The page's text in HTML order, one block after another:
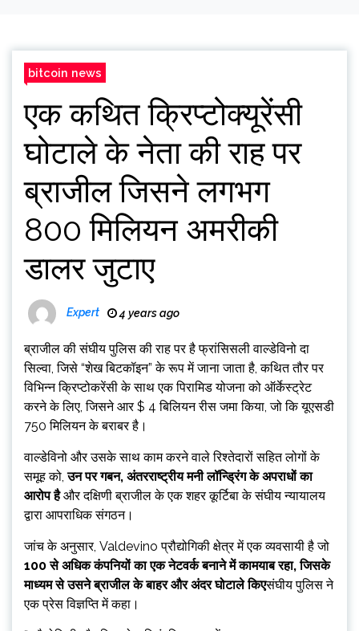
bitcoin news
एक कथित क्रिप्टोक्यूरेंसी
घोटाले के नेता की राह पर
ब्राजील जिसने लगभग
800 मिलियन अमरीकी
डालर जुटाए
Expert 4 years ago
ब्राजील की संघीय पुलिस की राह पर है फ्रांसिसली वाल्डेविनो दा
सिल्वा, जिसे “शेख बिटकॉइन” के रूप में जाना जाता है, कथित तौर पर
विभिन्न क्रिप्टोकरेंसी के साथ एक पिरामिड योजना को ऑर्केस्ट्रेट
करने के लिए, जिसने आर $ 4 बिलियन रीस जमा किया, जो कि यूएसडी
750 मिलियन के बराबर है।
वाल्डेविनो और उसके साथ काम करने वाले रिश्तेदारों सहित लोगों के
समूह को,उन पर गबन, अंतरराष्ट्रीय मनी लॉन्ड्रिंग के अपराधों का
आरोप हैऔर दक्षिणी ब्राजील के एक शहर कूर्टिबा के संघीय न्यायालय
द्वारा आपराधिक संगठन।
जांच के अनुसार, Valdevino प्रौद्योगिकी क्षेत्र में एक व्यवसायी है जो
100 से अधिक कंपनियों का एक नेटवर्क बनाने में कामयाब रहा, जिसके
माध्यम से उसने ब्राजील के बाहर और अंदर घोटाले किएसंघीय पुलिस ने
एक प्रेस विज्ञप्ति में कहा।